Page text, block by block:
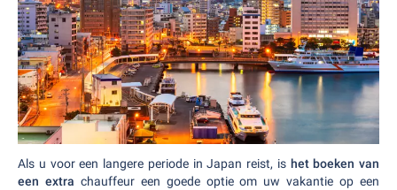
Als u voor een langere periode in Japan reist, is het boeken van
een extra chauffeur een goede optie om uw vakantie op een